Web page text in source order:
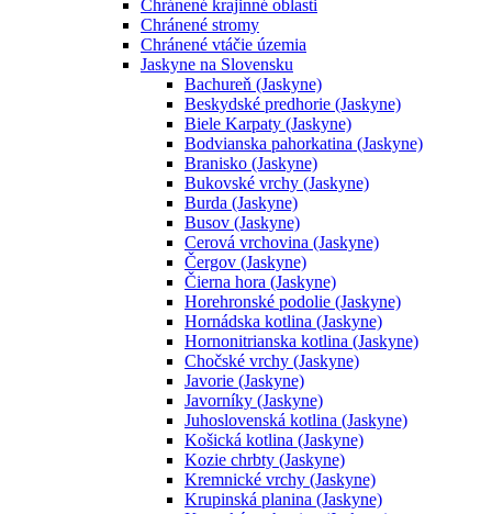
Chránené krajinné oblasti
Chránené stromy
Chránené vtáčie územia
Jaskyne na Slovensku
Bachureň (Jaskyne)
Beskydské predhorie (Jaskyne)
Biele Karpaty (Jaskyne)
Bodvianska pahorkatina (Jaskyne)
Branisko (Jaskyne)
Bukovské vrchy (Jaskyne)
Burda (Jaskyne)
Busov (Jaskyne)
Cerová vrchovina (Jaskyne)
Čergov (Jaskyne)
Čierna hora (Jaskyne)
Horehronské podolie (Jaskyne)
Hornádska kotlina (Jaskyne)
Hornonitrianska kotlina (Jaskyne)
Chočské vrchy (Jaskyne)
Javorie (Jaskyne)
Javorníky (Jaskyne)
Juhoslovenská kotlina (Jaskyne)
Košická kotlina (Jaskyne)
Kozie chrbty (Jaskyne)
Kremnické vrchy (Jaskyne)
Krupinská planina (Jaskyne)